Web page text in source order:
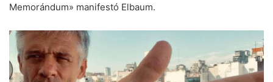
Memorándum» manifestó Elbaum.